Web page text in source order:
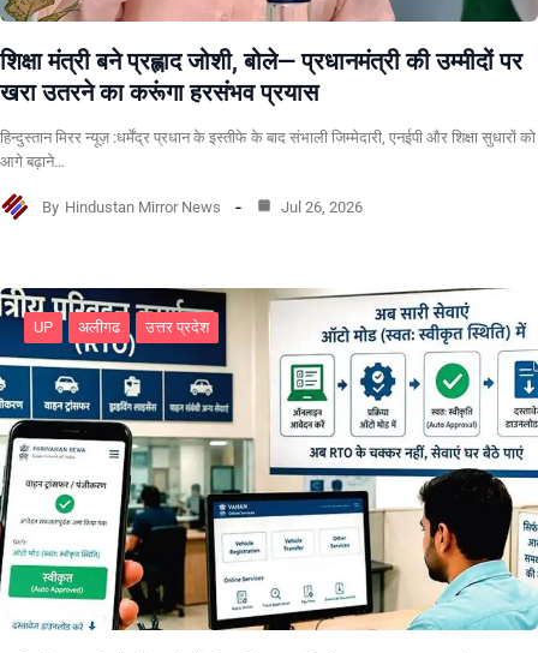
शिक्षा मंत्री बने प्रह्लाद जोशी, बोले— प्रधानमंत्री की उम्मीदों पर
खरा उतरने का करूंगा हरसंभव प्रयास
हिन्दुस्तान मिरर न्यूज़ :धर्मेंद्र प्रधान के इस्तीफे के बाद संभाली जिम्मेदारी, एनईपी और शिक्षा सुधारों को
आगे बढ़ाने…
By Hindustan Mirror News Jul 26, 2026
UP अलीगढ उत्तर प्रदेश